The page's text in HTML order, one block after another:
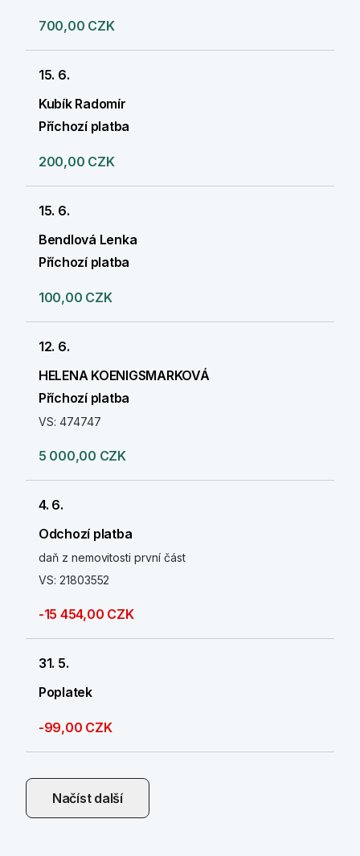
700,00 CZK
15. 6.
Kubík Radomír
Příchozí platba
200,00 CZK
15. 6.
Bendlová Lenka
Příchozí platba
100,00 CZK
12. 6.
HELENA KOENIGSMARKOVÁ
Příchozí platba
VS: 474747
5 000,00 CZK
4. 6.
Odchozí platba
daň z nemovitosti první část
VS: 21803552
-15 454,00 CZK
31. 5.
Poplatek
-99,00 CZK
Načíst další